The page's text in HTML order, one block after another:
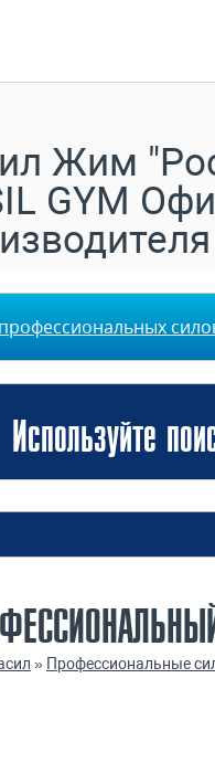
Жим
GYM
Используйте
» Профессиональные